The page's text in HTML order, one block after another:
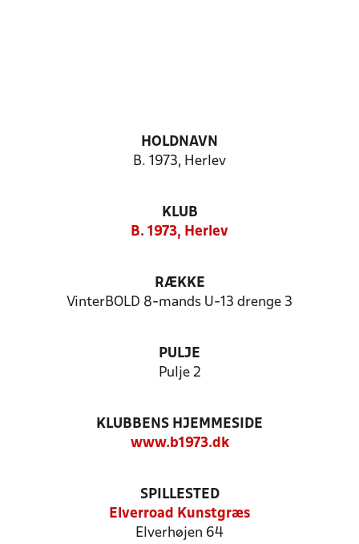
HOLDNAVN
B. 1973, Herlev
KLUB
B. 1973, Herlev
RÆKKE
VinterBOLD 8-mands U-13 drenge 3
PULJE
Pulje 2
KLUBBENS HJEMMESIDE
www.b1973.dk
SPILLESTED
Elverroad Kunstgræs
Elverhøjen 64